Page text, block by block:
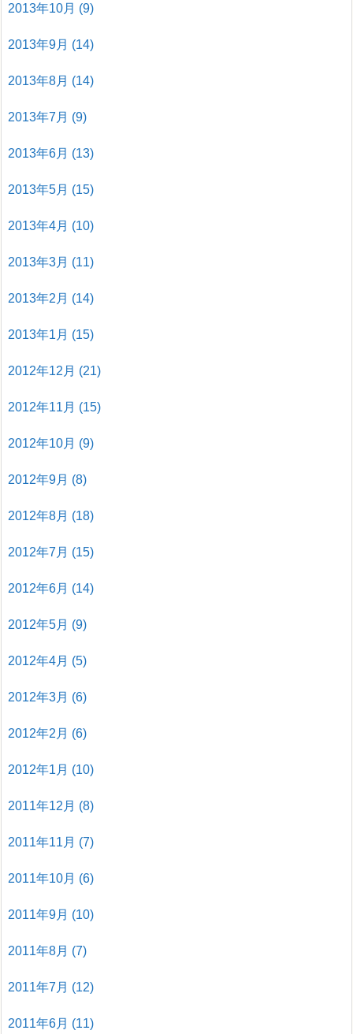
2013年10月 (9)
2013年9月 (14)
2013年8月 (14)
2013年7月 (9)
2013年6月 (13)
2013年5月 (15)
2013年4月 (10)
2013年3月 (11)
2013年2月 (14)
2013年1月 (15)
2012年12月 (21)
2012年11月 (15)
2012年10月 (9)
2012年9月 (8)
2012年8月 (18)
2012年7月 (15)
2012年6月 (14)
2012年5月 (9)
2012年4月 (5)
2012年3月 (6)
2012年2月 (6)
2012年1月 (10)
2011年12月 (8)
2011年11月 (7)
2011年10月 (6)
2011年9月 (10)
2011年8月 (7)
2011年7月 (12)
2011年6月 (11)